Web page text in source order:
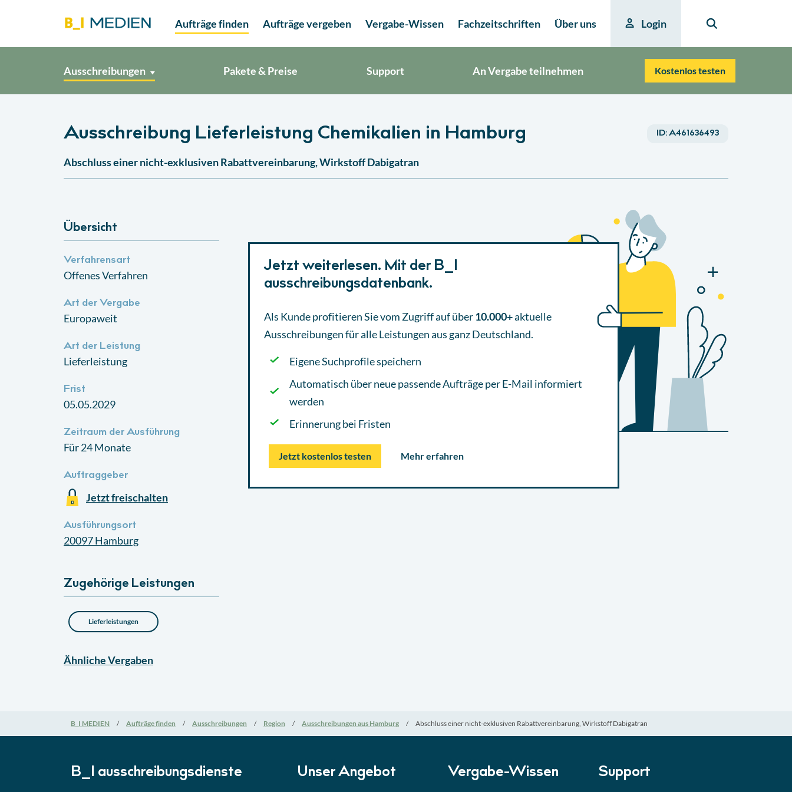
Aufträge finden Aufträge vergeben Vergabe-Wissen Fachzeitschriften Über uns Login
Ausschreibungen Pakete & Preise Support An Vergabe teilnehmen Kostenlos testen
Ausschreibung Lieferleistung Chemikalien in Hamburg
Abschluss einer nicht-exklusiven Rabattvereinbarung, Wirkstoff Dabigatran
ID:A461636493
Übersicht
Verfahrensart
Offenes Verfahren
Art der Vergabe
Europaweit
Art der Leistung
Lieferleistung
Frist
05.05.2029
Zeitraum der Ausführung
Für 24 Monate
Auftraggeber
Jetzt freischalten
Ausführungsort
20097Hamburg
Zugehörige Leistungen
Lieferleistungen
ÄhnlicheVergaben
Jetzt weiterlesen. Mit der B_I
ausschreibungsdatenbank.
Als Kunde profitieren Sie vom Zugriff auf über10.000+aktuelle
Ausschreibungenfür alle Leistungen aus ganz Deutschland.
Eigene Suchprofile speichern
Automatisch über neue passende Aufträge per E-Mail informiert
werden
Erinnerung bei Fristen
Jetzt kostenlos testen Mehr erfahren
B_I MEDIEN Aufträge finden Ausschreibungen Region Ausschreibungen aus Hamburg Abschluss einer nicht-exklusiven Rabattvereinbarung, Wirkstoff Dabigatran
B_I ausschreibungs­dienste Unser Angebot Vergabe-Wissen Support